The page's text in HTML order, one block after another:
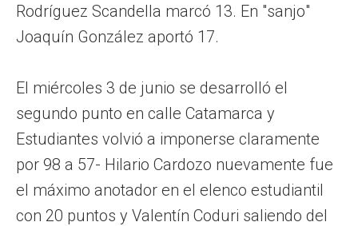
Rodríguez Scandella marcó 13. En "sanjo"
Joaquín González aportó 17.
El miércoles 3 de junio se desarrolló el
segundo punto en calle Catamarca y
Estudiantes volvió a imponerse claramente
por 98 a 57- Hilario Cardozo nuevamente fue
el máximo anotador en el elenco estudiantil
con 20 puntos y Valentín Coduri saliendo del